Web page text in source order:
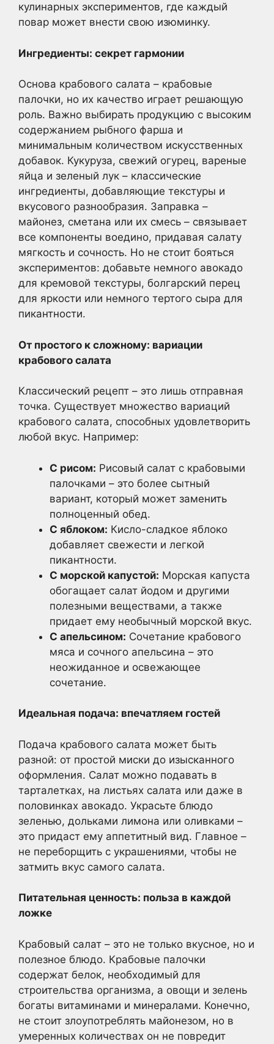
кулинарных экспериментов, где каждый
повар может внести свою изюминку.
Ингредиенты: секрет гармонии
Основа крабового салата – крабовые
палочки, но их качество играет решающую
роль. Важно выбирать продукцию с высоким
содержанием рыбного фарша и
минимальным количеством искусственных
добавок. Кукуруза, свежий огурец, вареные
яйца и зеленый лук – классические
ингредиенты, добавляющие текстуры и
вкусового разнообразия. Заправка –
майонез, сметана или их смесь – связывает
все компоненты воедино, придавая салату
мягкость и сочность. Но не стоит бояться
экспериментов: добавьте немного авокадо
для кремовой текстуры, болгарский перец
для яркости или немного тертого сыра для
пикантности.
От простого к сложному: вариации
крабового салата
Классический рецепт – это лишь отправная
точка. Существует множество вариаций
крабового салата, способных удовлетворить
любой вкус. Например:
С рисом: Рисовый салат с крабовыми
палочками – это более сытный
вариант, который может заменить
полноценный обед.
С яблоком: Кисло-сладкое яблоко
добавляет свежести и легкой
пикантности.
С морской капустой: Морская капуста
обогащает салат йодом и другими
полезными веществами, а также
придает ему необычный морской вкус.
С апельсином: Сочетание крабового
мяса и сочного апельсина – это
неожиданное и освежающее
сочетание.
Идеальная подача: впечатляем гостей
Подача крабового салата может быть
разной: от простой миски до изысканного
оформления. Салат можно подавать в
тарталетках, на листьях салата или даже в
половинках авокадо. Украсьте блюдо
зеленью, дольками лимона или оливками –
это придаст ему аппетитный вид. Главное –
не переборщить с украшениями, чтобы не
затмить вкус самого салата.
Питательная ценность: польза в каждой
ложке
Крабовый салат – это не только вкусное, но и
полезное блюдо. Крабовые палочки
содержат белок, необходимый для
строительства организма, а овощи и зелень
богаты витаминами и минералами. Конечно,
не стоит злоупотреблять майонезом, но в
умеренных количествах он не повредит